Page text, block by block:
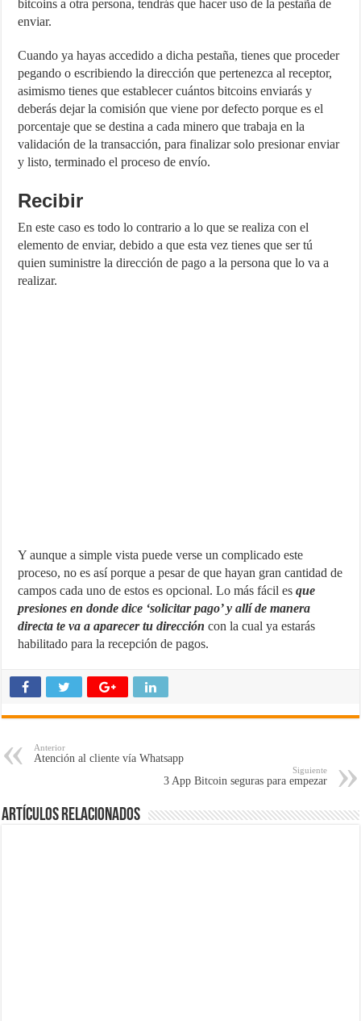
bitcoins a otra persona, tendrás que hacer uso de la pestaña de
enviar.
Cuando ya hayas accedido a dicha pestaña, tienes que proceder
pegando o escribiendo la dirección que pertenezca al receptor,
asimismo tienes que establecer cuántos bitcoins enviarás y
deberás dejar la comisión que viene por defecto porque es el
porcentaje que se destina a cada minero que trabaja en la
validación de la transacción, para finalizar solo presionar enviar
y listo, terminado el proceso de envío.
Recibir
En este caso es todo lo contrario a lo que se realiza con el
elemento de enviar, debido a que esta vez tienes que ser tú
quien suministre la dirección de pago a la persona que lo va a
realizar.
Y aunque a simple vista puede verse un complicado este
proceso, no es así porque a pesar de que hayan gran cantidad de
campos cada uno de estos es opcional. Lo más fácil esque
presiones en donde dice ‘solicitar pago’ y allí de manera
directa te va a aparecer tu dirección con la cual ya estarás
habilitado para la recepción de pagos.
Anterior
Atención al cliente vía Whatsapp
Siguiente
3 App Bitcoin seguras para empezar
Artículos Relacionados